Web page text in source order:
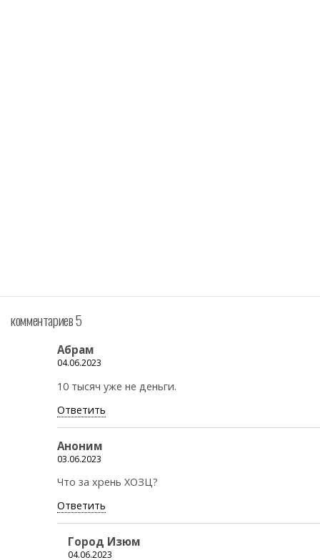
комментариев 5
Абрам
04.06.2023
10 тысяч уже не деньги.
Ответить
Аноним
03.06.2023
Что за хрень ХОЗЦ?
Ответить
Город Изюм
04.06.2023